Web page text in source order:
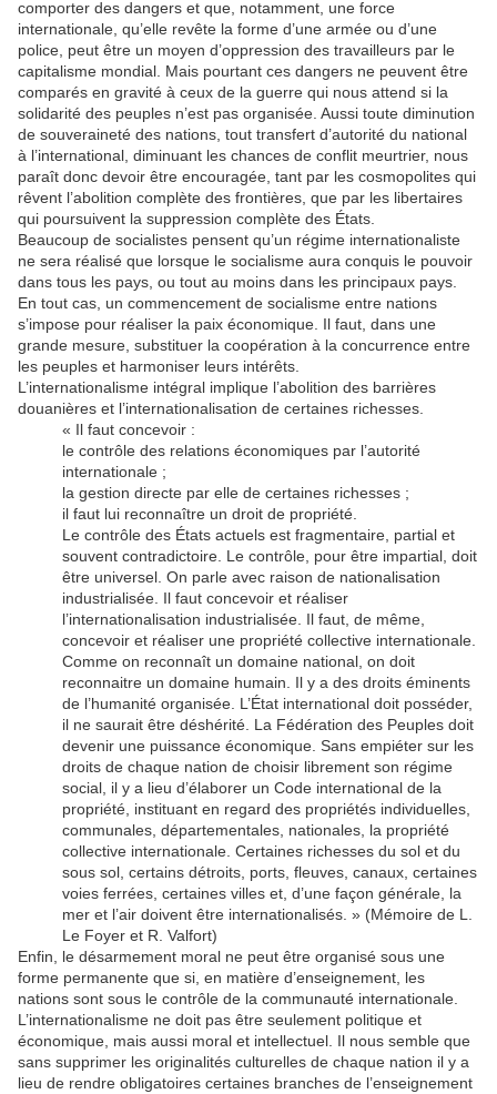
comporter des dangers et que, notamment, une force
internationale, qu’elle revête la forme d’une armée ou d’une
police, peut être un moyen d’oppression des travailleurs par le
capitalisme mondial. Mais pourtant ces dangers ne peuvent être
comparés en gravité à ceux de la guerre qui nous attend si la
solidarité des peuples n’est pas organisée. Aussi toute diminution
de souveraineté des nations, tout transfert d’autorité du national
à l’international, diminuant les chances de conflit meurtrier, nous
paraît donc devoir être encouragée, tant par les cosmopolites qui
rêvent l’abolition complète des frontières, que par les libertaires
qui poursuivent la suppression complète des États.
Beaucoup de socialistes pensent qu’un régime internationaliste
ne sera réalisé que lorsque le socialisme aura conquis le pouvoir
dans tous les pays, ou tout au moins dans les principaux pays.
En tout cas, un commencement de socialisme entre nations
s’impose pour réaliser la paix économique. Il faut, dans une
grande mesure, substituer la coopération à la concurrence entre
les peuples et harmoniser leurs intérêts.
L’internationalisme intégral implique l’abolition des barrières
douanières et l’internationalisation de certaines richesses.
« Il faut concevoir :
le contrôle des relations économiques par l’autorité
internationale ;
la gestion directe par elle de certaines richesses ;
il faut lui reconnaître un droit de propriété.
Le contrôle des États actuels est fragmentaire, partial et
souvent contradictoire. Le contrôle, pour être impartial, doit
être universel. On parle avec raison de nationalisation
industrialisée. Il faut concevoir et réaliser
l’internationalisation industrialisée. Il faut, de même,
concevoir et réaliser une propriété collective internationale.
Comme on reconnaît un domaine national, on doit
reconnaitre un domaine humain. Il y a des droits éminents
de l’humanité organisée. L’État international doit posséder,
il ne saurait être déshérité. La Fédération des Peuples doit
devenir une puissance économique. Sans empiéter sur les
droits de chaque nation de choisir librement son régime
social, il y a lieu d’élaborer un Code international de la
propriété, instituant en regard des propriétés individuelles,
communales, départementales, nationales, la propriété
collective internationale. Certaines richesses du sol et du
sous sol, certains détroits, ports, fleuves, canaux, certaines
voies ferrées, certaines villes et, d’une façon générale, la
mer et l’air doivent être internationalisés. » (Mémoire de L.
Le Foyer et R. Valfort)
Enfin, le désarmement moral ne peut être organisé sous une
forme permanente que si, en matière d’enseignement, les
nations sont sous le contrôle de la communauté internationale.
L’internationalisme ne doit pas être seulement politique et
économique, mais aussi moral et intellectuel. Il nous semble que
sans supprimer les originalités culturelles de chaque nation il y a
lieu de rendre obligatoires certaines branches de l’enseignement